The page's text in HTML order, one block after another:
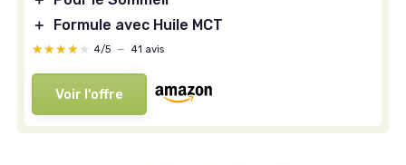
＋
Formule avec Huile MCT
★★★★★
★★★★★ 4/5 — 41 avis
Voir l'offre